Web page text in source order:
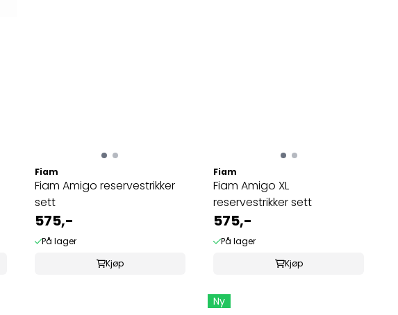
Fiam
Fiam Amigo reservestrikker
sett
575,-
På lager
Kjøp
Fiam
Fiam Amigo XL
reservestrikker sett
575,-
På lager
Kjøp
Ny